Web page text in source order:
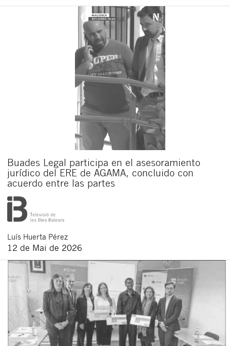
Buades Legal participa en el asesoramiento
jurídico del ERE de AGAMA, concluido con
acuerdo entre las partes
Luís Huerta Pérez
12 de Mai de 2026